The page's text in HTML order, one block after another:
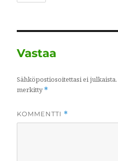
Vastaa
Sähköpostiosoitettasi ei julkaista.
merkitty*
KOMMENTTI *